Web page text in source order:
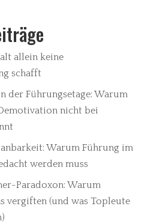
allein keine
schafft
der Führungsetage: Warum
nicht bei
Warum Führung im
werden muss
Paradoxon: Warum
vergiften (und was Topleute